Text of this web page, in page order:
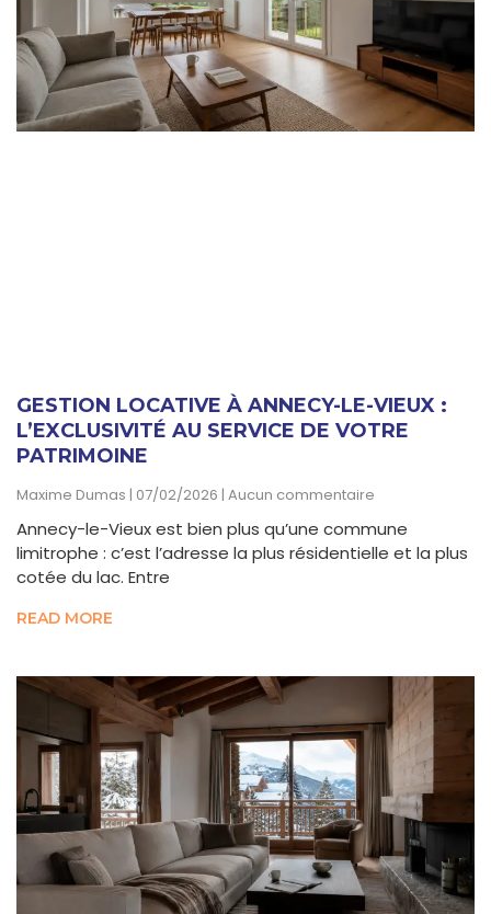
GESTION LOCATIVE À ANNECY-LE-VIEUX :
L’EXCLUSIVITÉ AU SERVICE DE VOTRE
PATRIMOINE
Maxime Dumas 07/02/2026 Aucun commentaire
Annecy-le-Vieux est bien plus qu’une commune
limitrophe : c’est l’adresse la plus résidentielle et la plus
cotée du lac. Entre
READ MORE